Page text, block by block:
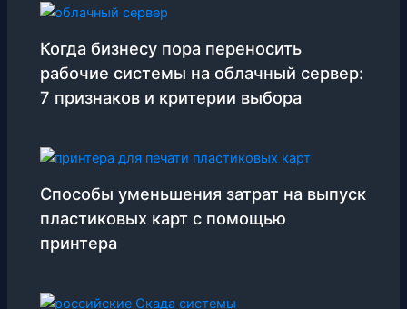
Когда бизнесу пора переносить
рабочие системы на облачный сервер:
7 признаков и критерии выбора
Способы уменьшения затрат на выпуск
пластиковых карт с помощью
принтера